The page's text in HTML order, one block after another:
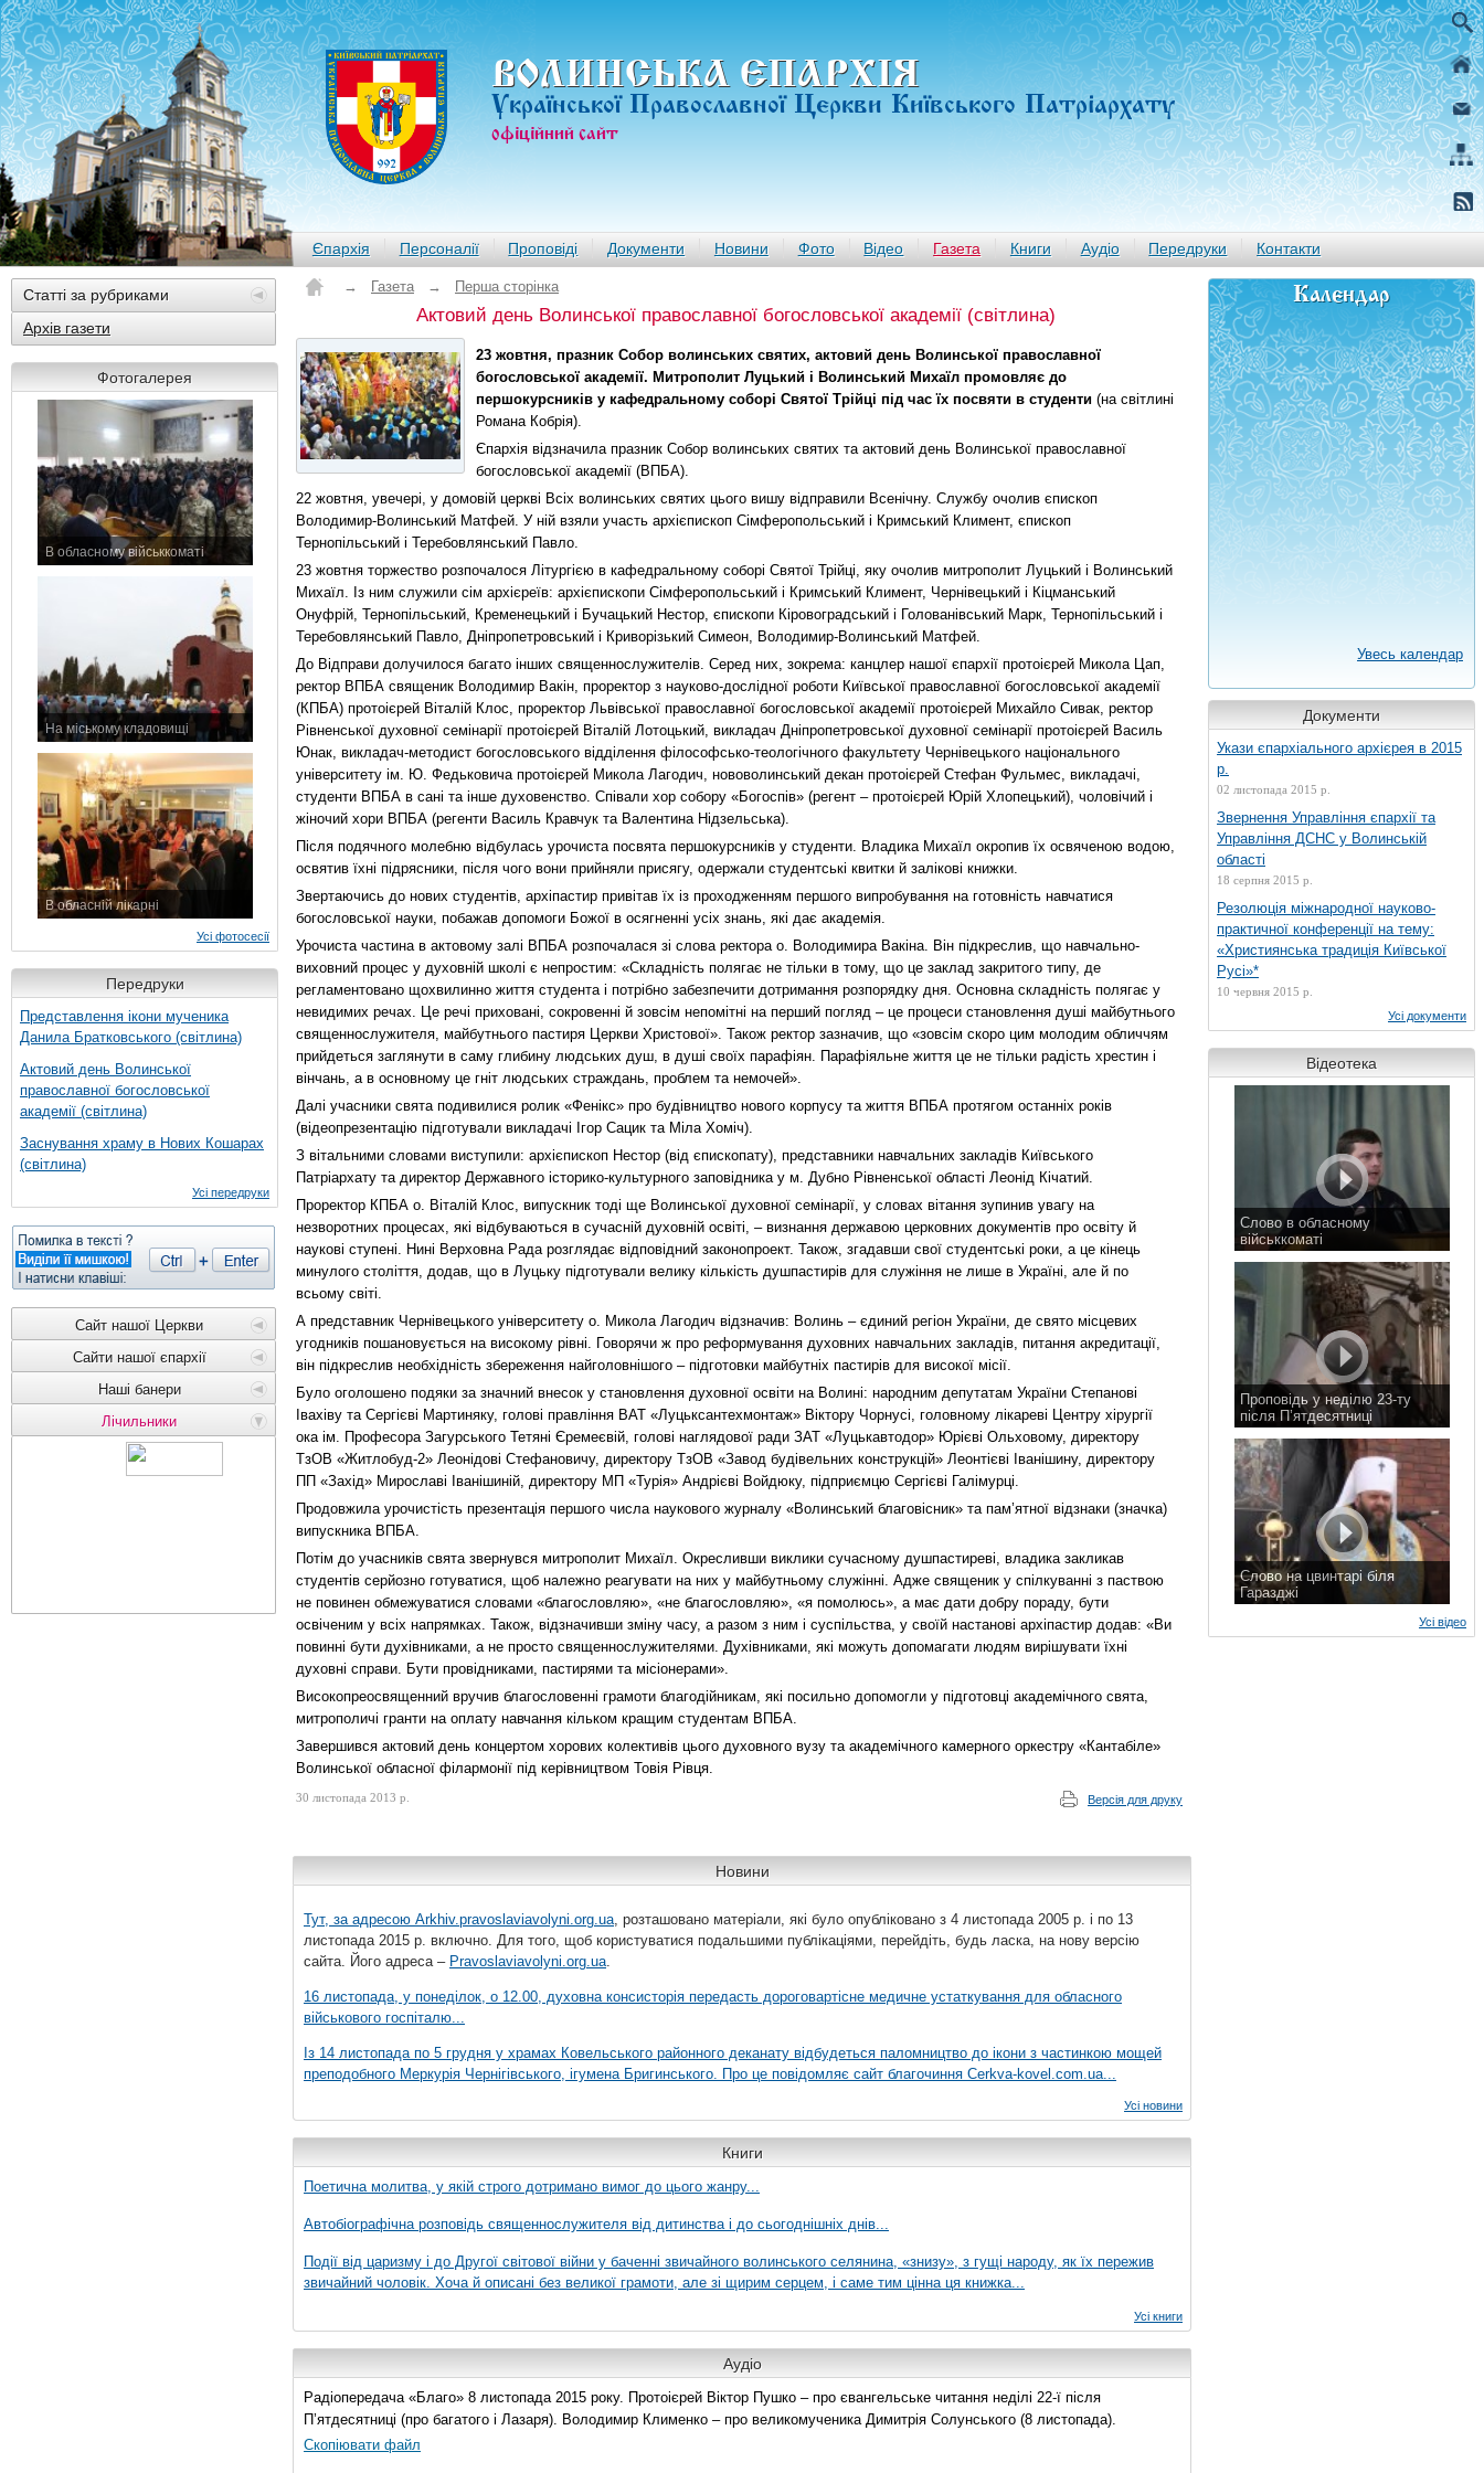
ВОЛИНСЬКА ЄПАРХIЯ
Української Православної Церкви Київського Патріархату
офiцiйний сайт
Єпархія Персоналії Проповіді Документи Новини Фото Відео Газета Книги Аудіо Передруки Контакти
Статті за рубриками
Архів газети
Фотогалерея
В обласному військкоматі
На міському кладовищі
В обласній лікарні
Усі фотосесії
Передруки
Представлення ікони мученика
Данила Братковського (світлина)
Актовий день Волинської
православної богословської
академії (світлина)
Заснування храму в Нових Кошарах
(світлина)
Усі передруки
Сайт нашої Церкви
Сайти нашої єпархії
Наші банери
Лічильники
→ Газета → Перша сторінка
Актовий день Волинської православної богословської академії (світлина)
23 жовтня, празник Собор волинських святих, актовий день Волинської православної
богословської академії. Митрополит Луцький і Волинський Михаїл промовляє до
першокурсників у кафедральному соборі Святої Трійці під час їх посвяти в студенти (на світлині
Романа Кобрія).
Єпархія відзначила празник Собор волинських святих та актовий день Волинської православної
богословської академії (ВПБА).
22 жовтня, увечері, у домовій церкві Всіх волинських святих цього вишу відправили Всенічну. Службу очолив єпископ
Володимир-Волинський Матфей. У ній взяли участь архієпископ Сімферопольський і Кримський Климент, єпископ
Тернопільський і Теребовлянський Павло.
23 жовтня торжество розпочалося Літургією в кафедральному соборі Святої Трійці, яку очолив митрополит Луцький і Волинський
Михаїл. Із ним служили сім архієреїв: архієпископи Сімферопольський і Кримський Климент, Чернівецький і Кіцманський
Онуфрій, Тернопільський, Кременецький і Бучацький Нестор, єпископи Кіровоградський і Голованівський Марк, Тернопільський і
Теребовлянський Павло, Дніпропетровський і Криворізький Симеон, Володимир-Волинський Матфей.
До Відправи долучилося багато інших священнослужителів. Серед них, зокрема: канцлер нашої єпархії протоієрей Микола Цап,
ректор ВПБА священик Володимир Вакін, проректор з науково-дослідної роботи Київської православної богословської академії
(КПБА) протоієрей Віталій Клос, проректор Львівської православної богословської академії протоієрей Михайло Сивак, ректор
Рівненської духовної семінарії протоієрей Віталій Лотоцький, викладач Дніпропетровської духовної семінарії протоієрей Василь
Юнак, викладач-методист богословського відділення філософсько-теологічного факультету Чернівецького національного
університету ім. Ю. Федьковича протоієрей Микола Лагодич, нововолинський декан протоієрей Стефан Фульмес, викладачі,
студенти ВПБА в сані та інше духовенство. Співали хор собору «Богоспів» (регент – протоієрей Юрій Хлопецький), чоловічий і
жіночий хори ВПБА (регенти Василь Кравчук та Валентина Нідзельська).
Після подячного молебню відбулась урочиста посвята першокурсників у студенти. Владика Михаїл окропив їх освяченою водою,
освятив їхні підрясники, після чого вони прийняли присягу, одержали студентські квитки й залікові книжки.
Звертаючись до нових студентів, архіпастир привітав їх із проходженням першого випробування на готовність навчатися
богословської науки, побажав допомоги Божої в осягненні усіх знань, які дає академія.
Урочиста частина в актовому залі ВПБА розпочалася зі слова ректора о. Володимира Вакіна. Він підкреслив, що навчально-
виховний процес у духовній школі є непростим: «Складність полягає не тільки в тому, що це заклад закритого типу, де
регламентовано щохвилинно життя студента і потрібно забезпечити дотримання розпорядку дня. Основна складність полягає у
невидимих речах. Це речі приховані, сокровенні й зовсім непомітні на перший погляд – це процеси становлення душі майбутнього
священнослужителя, майбутнього пастиря Церкви Христової». Також ректор зазначив, що «зовсім скоро цим молодим обличчям
прийдеться заглянути в саму глибину людських душ, в душі своїх парафіян. Парафіяльне життя це не тільки радість хрестин і
вінчань, а в основному це гніт людських страждань, проблем та немочей».
Далі учасники свята подивилися ролик «Фенікс» про будівництво нового корпусу та життя ВПБА протягом останніх років
(відеопрезентацію підготували викладачі Ігор Сацик та Міла Хоміч).
З вітальними словами виступили: архієпископ Нестор (від єпископату), представники навчальних закладів Київського
Патріархату та директор Державного історико-культурного заповідника у м. Дубно Рівненської області Леонід Кічатий.
Проректор КПБА о. Віталій Клос, випускник тоді ще Волинської духовної семінарії, у словах вітання зупинив увагу на
незворотних процесах, які відбуваються в сучасній духовній освіті, – визнання державою церковних документів про освіту й
наукові ступені. Нині Верховна Рада розглядає відповідний законопроект. Також, згадавши свої студентські роки, а це кінець
минулого століття, додав, що в Луцьку підготували велику кількість душпастирів для служіння не лише в Україні, але й по
всьому світі.
А представник Чернівецького університету о. Микола Лагодич відзначив: Волинь – єдиний регіон України, де свято місцевих
угодників пошановується на високому рівні. Говорячи ж про реформування духовних навчальних закладів, питання акредитації,
він підкреслив необхідність збереження найголовнішого – підготовки майбутніх пастирів для високої місії.
Було оголошено подяки за значний внесок у становлення духовної освіти на Волині: народним депутатам України Степанові
Івахіву та Сергієві Мартиняку, голові правління ВАТ «Луцьк­сантехмонтаж» Віктору Чорнусі, головному лікареві Центру хірургії
ока ім. Професора Загурського Тетяні Єремеєвій, голові наглядової ради ЗАТ «Луцькавтодор» Юрієві Ольховому, директору
ТзОВ «Житлобуд-2» Леонідові Стефановичу, директору ТзОВ «Завод будівельних конструкцій» Леонтієві Іванішину, директору
ПП «Захід» Мирославі Іванішиній, директору МП «Турія» Андрієві Войдюку, підприємцю Сергієві Галімурці.
Продовжила урочистість презентація першого числа наукового журналу «Волинський благовісник» та пам’ятної відзнаки (значка)
випускника ВПБА.
Потім до учасників свята звернувся митрополит Михаїл. Окресливши виклики сучасному душпастиреві, владика закликав
студентів серйозно готуватися, щоб належно реагувати на них у майбутньому служінні. Адже священик у спілкуванні з паствою
не повинен обмежуватися словами «благословляю», «не благословляю», «я помолюсь», а має дати добру пораду, бути
освіченим у всіх напрямках. Також, відзначивши зміну часу, а разом з ним і суспільства, у своїй настанові архіпастир додав: «Ви
повинні бути духівниками, а не просто священнослужителями. Духівниками, які можуть допомагати людям вирішувати їхні
духовні справи. Бути провідниками, пастирями та місіонерами».
Високопреосвященний вручив благословенні грамоти благодійникам, які посильно допомогли у підготовці академічного свята,
митрополичі гранти на оплату навчання кільком кращим студентам ВПБА.
Завершився актовий день концертом хорових колективів цього духовного вузу та академічного камерного оркестру «Кантабіле»
Волинської обласної філармонії під керівництвом Товія Рівця.
30 листопада 2013 р. Версія для друку
Новини
Тут, за адресою Arkhiv.pravoslaviavolyni.org.ua, розташовано матеріали, які було опубліковано з 4 листопада 2005 р. і по 13
листопада 2015 р. включно. Для того, щоб користуватися подальшими публікаціями, перейдіть, будь ласка, на нову версію
сайта. Його адреса – Pravoslaviavolyni.org.ua.
16 листопада, у понеділок, о 12.00, духовна консисторія передасть дороговартісне медичне устаткування для обласного
військового госпіталю...
Із 14 листопада по 5 грудня у храмах Ковельського районного деканату відбудеться паломництво до ікони з частинкою мощей
преподобного Меркурія Чернігівського, ігумена Бригинського. Про це повідомляє сайт благочиння Сerkva-kovel.com.ua...
Усі новини
Книги
Поетична молитва, у якій строго дотримано вимог до цього жанру...
Автобіографічна розповідь священнослужителя від дитинства і до сьогоднішніх днів...
Події від царизму і до Другої світової війни у баченні звичайного волинського селянина, «знизу», з гущі народу, як їх пережив
звичайний чоловік. Хоча й описані без великої грамоти, але зі щирим серцем, і саме тим цінна ця книжка...
Усі книги
Аудіо
Радіопередача «Благо» 8 листопада 2015 року. Протоієрей Віктор Пушко – про євангельське читання неділі 22-ї після
П’ятдесятниці (про багатого і Лазаря). Володимир Клименко – про великомученика Димитрія Солунського (8 листопада).
Скопіювати файл
Календар
Увесь календар
Документи
Укази єпархіального архієрея в 2015
р.
02 листопада 2015 р.
Звернення Управління єпархії та
Управління ДСНС у Волинській
області
18 серпня 2015 р.
Резолюція міжнародної науково-
практичної конференції на тему:
«Християнська традиція Київської
Русі»*
10 червня 2015 р.
Усі документи
Відеотека
Слово в обласному
військкоматі
Проповідь у неділю 23-ту
після П’ятдесятниці
Слово на цвинтарі біля
Гаразджі
Усі відео